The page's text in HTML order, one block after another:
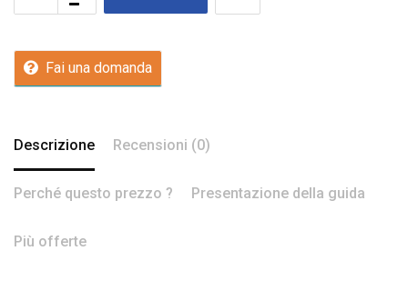
Fai una domanda
Descrizione Recensioni (0)
Perché questo prezzo ? Presentazione della guida
Più offerte